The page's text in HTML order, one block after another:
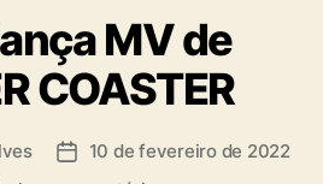
t
e
g
o
MV de
COASTER
D 10 de fevereiro de 2022